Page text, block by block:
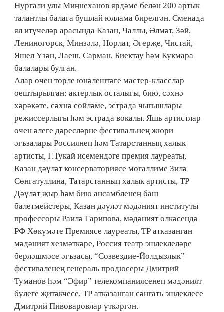
Нургали улы Миңнеханов ярдәме белән 200 артык
талантлы балага бушлай юллама бирелгән. Сменада
ял итүчеләр арасында Казан, Чаллы, Әлмәт, Зәй,
Лениногорск, Минзәлә, Норлат, Әгерҗе, Чистай,
Яшел Үзән, Лаеш, Сарман, Биектау һәм Кукмара
балалары булган.
Алар өчен төрле юнәлештәге мастер-класслар
оештырылган: актерлык осталыгы, бию, сәхнә
хәрәкәте, сәхнә сөйләме, эстрада чыгышлары
режиссерлыгы һәм эстрада вокалы. Яшь артистлар
өчен әлеге дәресләрне фестивальнең жюри
әгъзалары Россиянең һәм Татарстанның халык
артисты, Г.Тукай исемендәге премия лауреаты,
Казан дәүләт консерваториясе мөгаллиме Зилә
Сөнгатуллина, Татарстанның халык артисты, ТР
Дәүләт җыр һәм бию ансамбленең баш
балетмейстеры, Казан дәүләт мәдәният институты
профессоры Раилә Гарипова, мәдәният өлкәсендә
РФ Хөкүмәте Премиясе лауреаты, ТР атказанган
мәдәният хезмәткәре, Россия театр эшлеклеләре
берләшмәсе әгъзасы, “Созвездие-Йолдызлык”
фестиваленең генераль продюсеры Дмитрий
Туманов һәм “Эфир” телекомпаниясенең мәдәният
бүлеге җитәкчесе, ТР атказанган сәнгать эшлеклесе
Дмитрий Пивоваровлар үткәргән.